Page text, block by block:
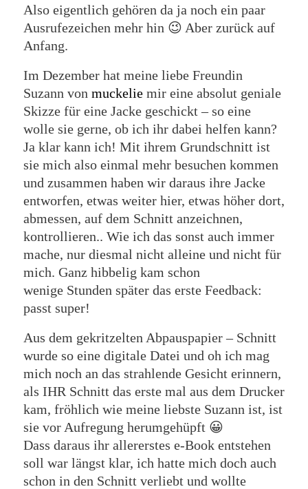
Also eigentlich gehören da ja noch ein paar
Ausrufezeichen mehr hin 😉 Aber zurück auf
Anfang.
Im Dezember hat meine liebe Freundin
Suzann von muckeliemir eine absolut geniale
Skizze für eine Jacke geschickt – so eine
wolle sie gerne, ob ich ihr dabei helfen kann?
Ja klar kann ich! Mit ihrem Grundschnitt ist
sie mich also einmal mehr besuchen kommen
und zusammen haben wir daraus ihre Jacke
entworfen, etwas weiter hier, etwas höher dort,
abmessen, auf dem Schnitt anzeichnen,
kontrollieren.. Wie ich das sonst auch immer
mache, nur diesmal nicht alleine und nicht für
mich. Ganz hibbelig kam schon
wenige Stunden später das erste Feedback:
passt super!
Aus dem gekritzelten Abpauspapier – Schnitt
wurde so eine digitale Datei und oh ich mag
mich noch an das strahlende Gesicht erinnern,
als IHR Schnitt das erste mal aus dem Drucker
kam, fröhlich wie meine liebste Suzann ist, ist
sie vor Aufregung herumgehüpft 😀
Dass daraus ihr allererstes e-Book entstehen
soll war längst klar, ich hatte mich doch auch
schon in den Schnitt verliebt und wollte